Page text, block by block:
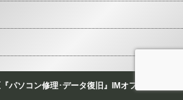
パソコン修理･データ復旧』IMオフィス